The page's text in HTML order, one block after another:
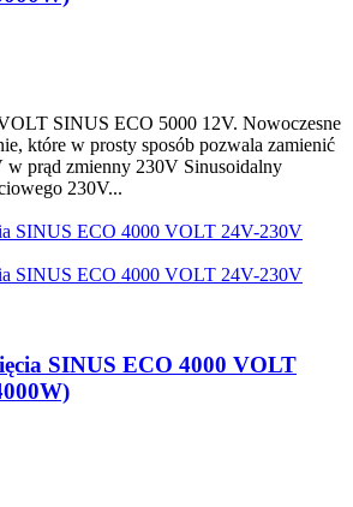
SINUS ECO 5000 12V. Nowoczesne
które w prosty sposób pozwala zamienić
w prąd zmienny 230V Sinusoidalny
230V...
SINUS ECO 4000 VOLT